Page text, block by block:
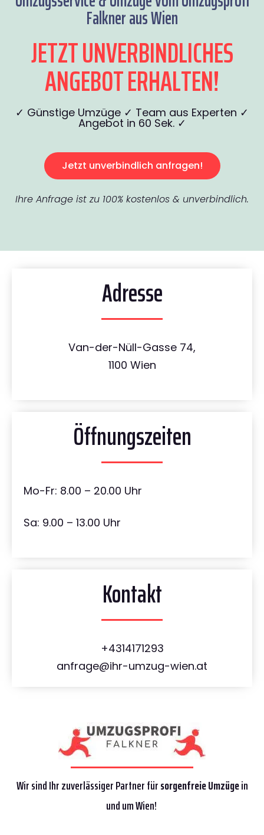
Falkner aus Wien
JETZT UNVERBINDLICHES
ANGEBOT ERHALTEN!
✓ Günstige Umzüge ✓ Team aus Experten ✓
Angebot in 60 Sek. ✓
Jetzt unverbindlich anfragen!
Ihre Anfrage ist zu 100% kostenlos & unverbindlich.
Adresse
Van-der-Nüll-Gasse 74,
1100 Wien
Öffnungszeiten
Mo-Fr: 8.00 – 20.00 Uhr
Sa: 9.00 – 13.00 Uhr
Kontakt
+4314171293
anfrage@ihr-umzug-wien.at
Wir sind Ihr zuverlässiger Partner fürsorgenfreie Umzügein
und um Wien!